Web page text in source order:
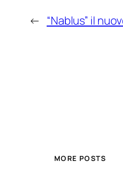
← “Nablus” il
MORE POSTS